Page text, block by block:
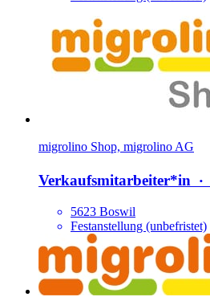
migrolino Shop, migrolino AG
Verkaufsmitarbeiter*​in ‧
5623 Boswil
Festanstellung (unbefristet)